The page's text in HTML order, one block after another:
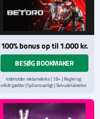
100% bonus op til 1.000 kr.
BESØG BOOKMAKER
Indeholder reklamelinks | 18+ | Regler og
vilkår gælder | Spil ansvarligt | Selvudelukkelse
hjælpelinje påStopSpillet.dk
Læs vilkår og betingelserher